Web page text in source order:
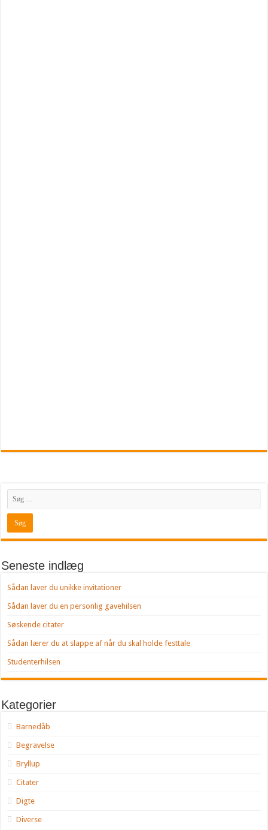
Seneste indlæg
Sådan laver du unikke invitationer
Sådan laver du en personlig gavehilsen
Søskende citater
Sådan lærer du at slappe af når du skal holde festtale
Studenterhilsen
Kategorier
Barnedåb
Begravelse
Bryllup
Citater
Digte
Diverse